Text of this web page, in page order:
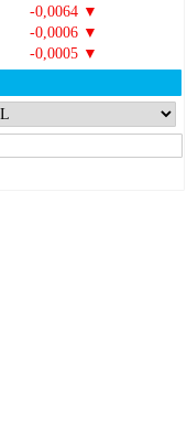
-0,0064 ▼
-0,0006 ▼
-0,0005 ▼